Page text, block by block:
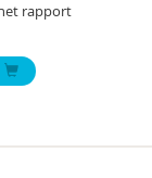
rapport